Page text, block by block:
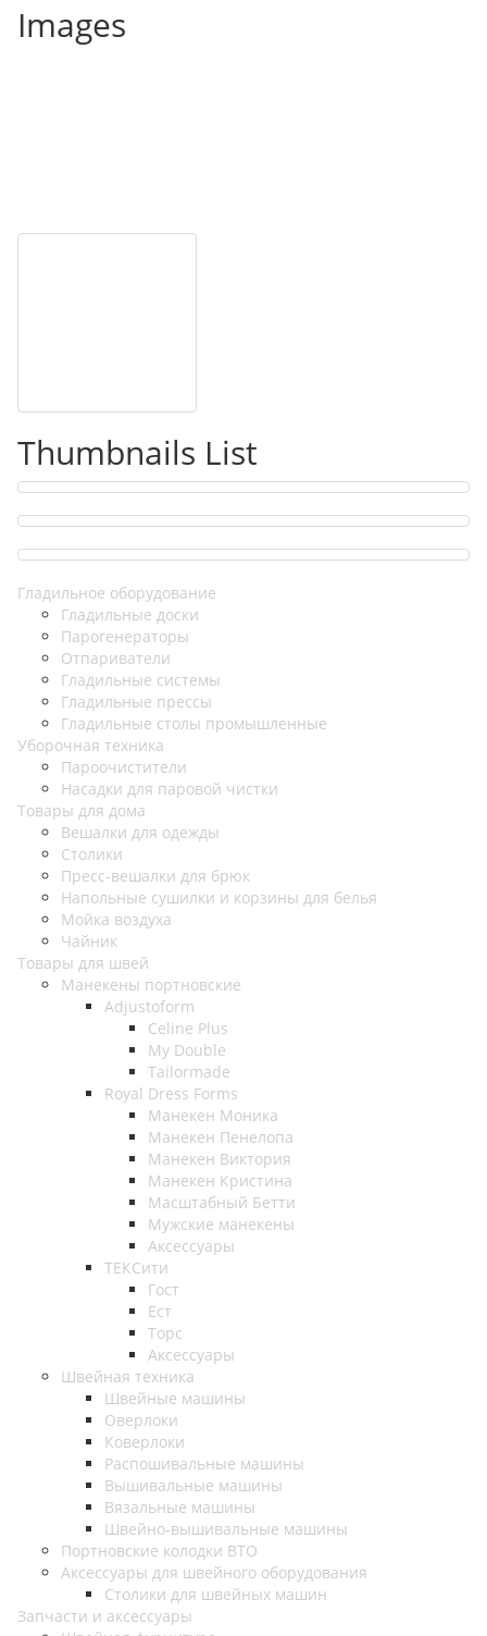
Images
Thumbnails List
Гладильное оборудование
Гладильные доски
Парогенераторы
Отпариватели
Гладильные системы
Гладильные прессы
Гладильные столы промышленные
Уборочная техника
Пароочистители
Насадки для паровой чистки
Товары для дома
Вешалки для одежды
Столики
Пресс-вешалки для брюк
Напольные сушилки и корзины для белья
Мойка воздуха
Чайник
Товары для швей
Манекены портновские
Adjustoform
Celine Plus
My Double
Tailormade
Royal Dress Forms
Манекен Моника
Манекен Пенелопа
Манекен Виктория
Манекен Кристина
Масштабный Бетти
Мужские манекены
Аксессуары
ТЕКСити
Гост
Ест
Торс
Аксессуары
Швейная техника
Швейные машины
Оверлоки
Коверлоки
Распошивальные машины
Вышивальные машины
Вязальные машины
Швейно-вышивальные машины
Портновские колодки ВТО
Аксессуары для швейного оборудования
Столики для швейных машин
Запчасти и аксессуары